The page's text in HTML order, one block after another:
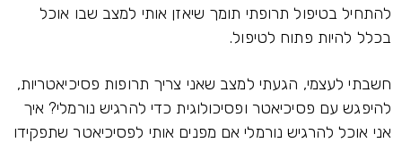
להתחיל בטיפול תרופתי תומך שיאזן אותי למצב שבו אוכל
בכלל להיות פתוח לטיפול.
חשבתי לעצמי, הגעתי למצב שאני צריך תרופות פסיכיאטריות,
להיפגש עם פסיכיאטר ופסיכולוגית כדי להרגיש נורמלי? איך
אני אוכל להרגיש נורמלי אם מפנים אותי לפסיכיאטר שתפקידו